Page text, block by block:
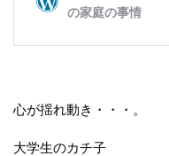
心が揺れ動き・・・。
大学生のカチ子